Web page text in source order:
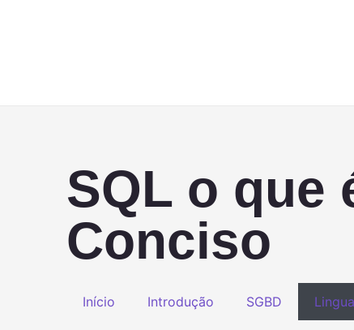
SQL o que
Conciso
Início Introdução SGBD